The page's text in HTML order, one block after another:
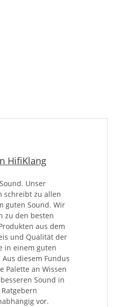
HifiKlang
Unser
schreibt zu allen
guten Sound. Wir
zu den besten
aus dem
und Qualität der
in einem guten
diesem Fundus
Palette an Wissen
Sound in
vor.